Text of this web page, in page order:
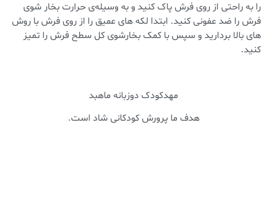
را به راحتی از روی فرش پاک کنید و به وسیله‌ی حرارت بخار شوی
فرش را ضد عفونی کنید. ابتدا لکه های عمیق را از روی فرش با روش
های بالا بردارید و سپس با کمک بخارشوی کل سطح فرش را تمیز
کنید.
مهدکودک دوزبانه ماهبد
هدف ما پرورش کودکانی شاد است.